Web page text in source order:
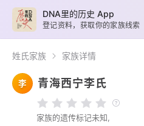
姓氏家族 家族详情
李 青海西宁李氏
家族的遗传标记未知,
DNA里的历史 App
登记资料，获取你的家族线索